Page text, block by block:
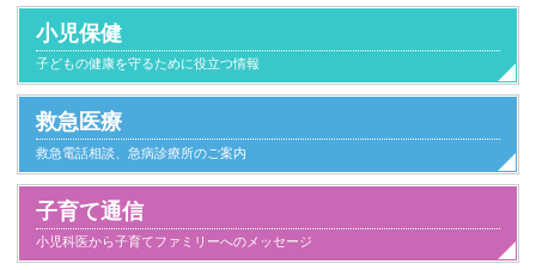
小児保健
子どもの健康を守るために役立つ情報
救急医療
救急電話相談、急病診療所のご案内
子育て通信
小児科医から子育てファミリーへのメッセージ